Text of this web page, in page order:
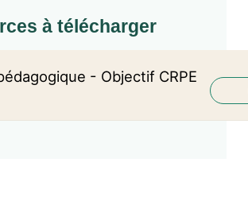
à télécharger
- Objectif CRPE